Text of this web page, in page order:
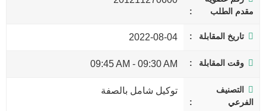
مقدم الطلب
تاريخ المقابلة 2022-08-04
وقت المقابلة 09:30 AM
-
09:45 AM
التصنيف
الفرعي
توكيل شامل بالصفة